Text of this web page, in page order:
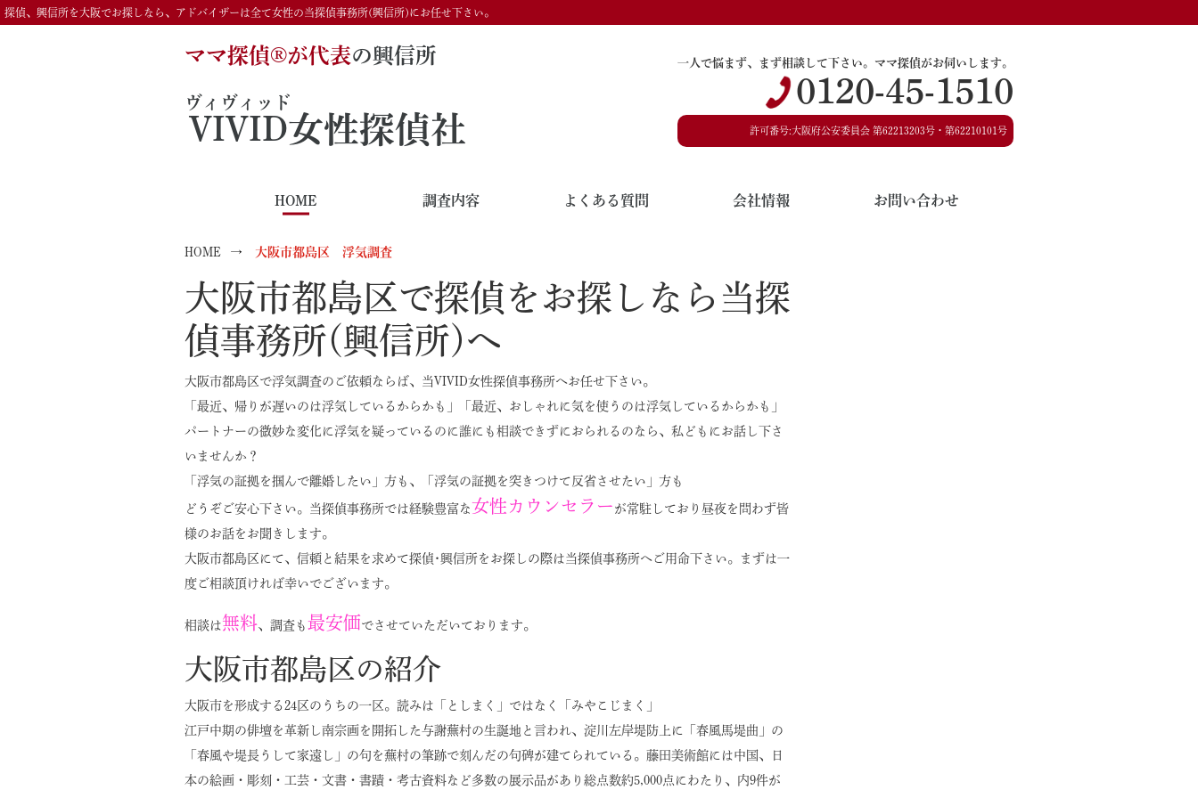
探偵、興信所を大阪でお探しなら、アドバイザーは全て女性の当探偵事務所(興信所)にお任せ下さい。
ママ探偵®️が代表の興信所
VIVID
ヴィヴィッド
女性探偵社
一人で悩まず、まず相談して下さい。 ママ探偵がお伺いします。
0120-45-1510
許可番号:大阪府公安委員会 第62213203号・第62210101号
HOME 調査内容 よくある質問 会社情報 お問い合わせ
HOME 大阪市都島区 浮気調査
大阪市都島区で探偵をお探しなら当探
偵事務所(興信所)へ
大阪市都島区で浮気調査のご依頼ならば、当VIVID女性探偵事務所へお任せ下さい。
「最近、帰りが遅いのは浮気しているからかも」「最近、おしゃれに気を使うのは浮気しているからかも」
パートナーの微妙な変化に浮気を疑っているのに誰にも相談できずにおられるのなら、私どもにお話し下さ
いませんか？
「浮気の証拠を掴んで離婚したい」方も、「浮気の証拠を突きつけて反省させたい」方も
どうぞご安心下さい。当探偵事務所では経験豊富な女性カウンセラー が常駐しており昼夜を問わず皆
様のお話をお聞きします。
大阪市都島区にて、信頼と結果を求めて探偵･興信所をお探しの際は当探偵事務所へご用命下さい。まずは一
度ご相談頂ければ幸いでございます。
相談は無料、調査も 最安価でさせていただいております。
大阪市都島区の紹介
大阪市を形成する24区のうちの一区。読みは「としまく」ではなく「みやこじまく」
江戸中期の俳壇を革新し南宗画を開拓した与謝蕪村の生誕地と言われ、淀川左岸堤防上に「春風馬堤曲」の
「春風や堤長うして家遠し」の句を蕪村の筆跡で刻んだの句碑が建てられている。藤田美術館には中国、日
本の絵画・彫刻・工芸・文書・書蹟・考古資料など多数の展示品があり総点数約5,000点にわたり、内9件が